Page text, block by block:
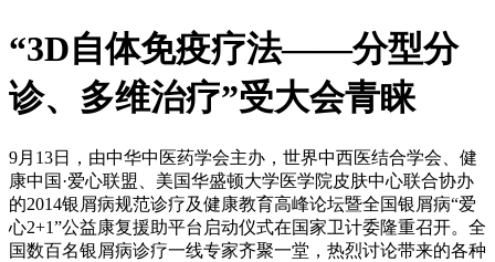
“3D自体免疫疗法——分型分
诊、多维治疗”受大会青睐
9月13日，由中华中医药学会主办，世界中西医结合学会、健
康中国·爱心联盟、美国华盛顿大学医学院皮肤中心联合协办
的2014银屑病规范诊疗及健康教育高峰论坛暨全国银屑病“爱
心2+1”公益康复援助平台启动仪式在国家卫计委隆重召开。全
国数百名银屑病诊疗一线专家齐聚一堂，热烈讨论带来的各种